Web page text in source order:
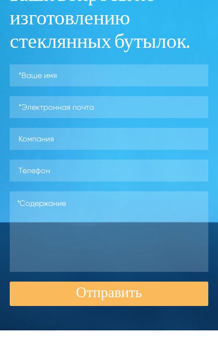
изготовлению
стеклянных бутылок.
Отправить